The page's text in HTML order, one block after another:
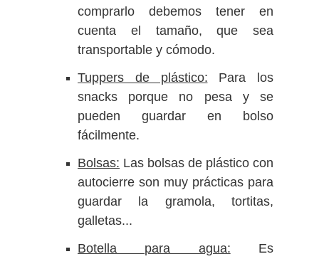
comprarlo debemos tener en
cuenta el tamaño, que sea
transportable y cómodo.
Tuppers de plástico: Para los
snacks porque no pesa y se
pueden guardar en bolso
fácilmente.
Bolsas: Las bolsas de plástico con
autocierre son muy prácticas para
guardar la gramola, tortitas,
galletas...
Botella para agua: Es